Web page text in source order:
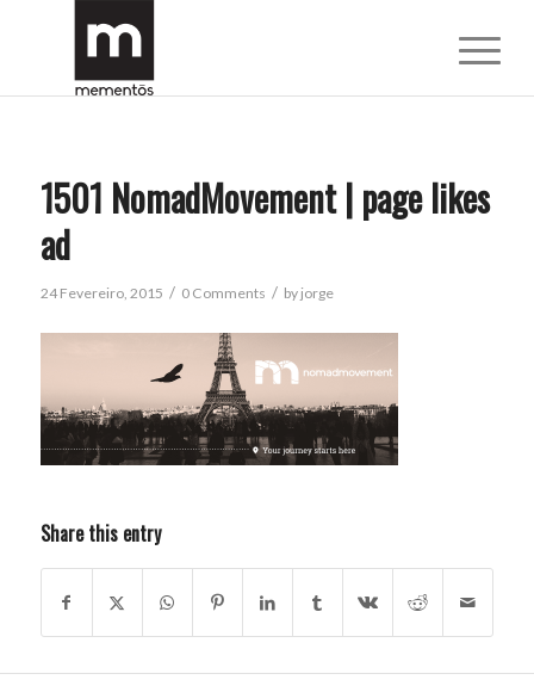
1501 NomadMovement | page likes
ad
24 Fevereiro, 2015 / 0 Comments / by jorge
Share this entry